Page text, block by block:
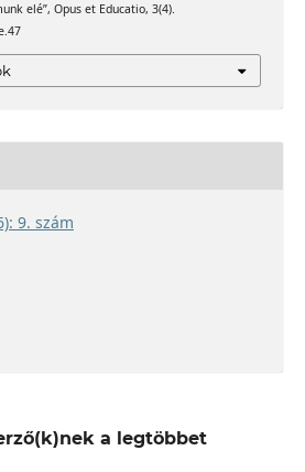
elé”, Opus et Educatio, 3(4).
9. szám
a legtöbbet